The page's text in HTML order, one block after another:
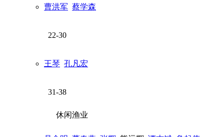
曹洪军 蔡学森
22-30
王琴 孔凡宏
31-38
休闲渔业